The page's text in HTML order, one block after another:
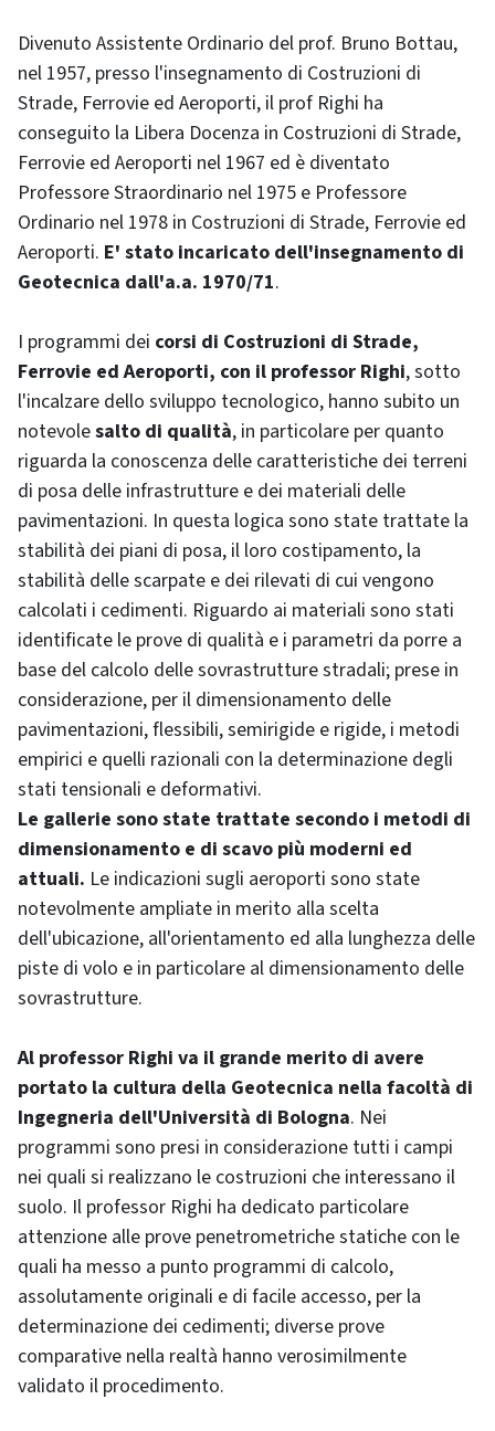
Divenuto Assistente Ordinario del prof. Bruno Bottau,
nel 1957, presso l'insegnamento di Costruzioni di
Strade, Ferrovie ed Aeroporti, il prof Righi ha
conseguito la Libera Docenza in Costruzioni di Strade,
Ferrovie ed Aeroporti nel 1967 ed è diventato
Professore Straordinario nel 1975 e Professore
Ordinario nel 1978 in Costruzioni di Strade, Ferrovie ed
Aeroporti. E' stato incaricato dell'insegnamento di
Geotecnica dall'a.a. 1970/71.
I programmi dei corsi di Costruzioni di Strade,
Ferrovie ed Aeroporti, con il professor Righi, sotto
l'incalzare dello sviluppo tecnologico, hanno subito un
notevolesalto di qualità, in particolare per quanto
riguarda la conoscenza delle caratteristiche dei terreni
di posa delle infrastrutture e dei materiali delle
pavimentazioni. In questa logica sono state trattate la
stabilità dei piani di posa, il loro costipamento, la
stabilità delle scarpate e dei rilevati di cui vengono
calcolati i cedimenti. Riguardo ai materiali sono stati
identificate le prove di qualità e i parametri da porre a
base del calcolo delle sovrastrutture stradali; prese in
considerazione, per il dimensionamento delle
pavimentazioni, flessibili, semirigide e rigide, i metodi
empirici e quelli razionali con la determinazione degli
stati tensionali e deformativi.
Le gallerie sono state trattate secondo i metodi di
dimensionamento e di scavo più moderni ed
attuali. Le indicazioni sugli aeroporti sono state
notevolmente ampliate in merito alla scelta
dell'ubicazione, all'orientamento ed alla lunghezza delle
piste di volo e in particolare al dimensionamento delle
sovrastrutture.
Al professor Righi va il grande merito di avere
portato la cultura della Geotecnica nella facoltà di
Ingegneria dell'Università di Bologna. Nei
programmi sono presi in considerazione tutti i campi
nei quali si realizzano le costruzioni che interessano il
suolo. Il professor Righi ha dedicato particolare
attenzione alle prove penetrometriche statiche con le
quali ha messo a punto programmi di calcolo,
assolutamente originali e di facile accesso, per la
determinazione dei cedimenti; diverse prove
comparative nella realtà hanno verosimilmente
validato il procedimento.